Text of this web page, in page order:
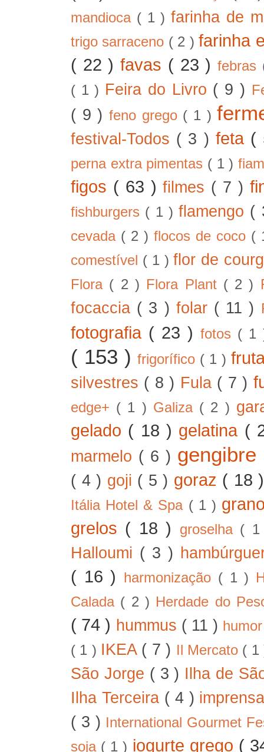
mandioca ( 1 )farinha de
trigo sarraceno ( 2 )farinha
( 22 )favas ( 23 ) febras
( 1 ) Feira do Livro ( 9 )
( 9 ) feno grego ( 1 )
festival-Todos ( 3 ) feta (
perna extra pimentas ( 1 )
figos ( 63 )filmes ( 7 )
fishburgers ( 1 )flamengo (
cevada ( 2 )flocos de coco (
comestível ( 1 )flor de
Flora ( 2 ) Flora Plant ( 2 )
focaccia ( 3 ) folar ( 11 )
fotografia ( 23 ) fotos (
( 153 )frigorífico ( 1 )
silvestres ( 8 ) Fula ( 7 )
edge+ ( 1 ) Galiza ( 2 )
gelado ( 18 ) gelatina (
marmelo ( 6 ) gengibre
( 4 ) goji ( 5 ) goraz ( 18
Itália Hotel & Spa ( 1 )
grelos ( 18 ) groselha (
Halloumi ( 3 )
( 16 ) harmonização ( 1 )
Calada ( 2 ) Herdade do
( 74 ) hummus ( 11 )
( 1 ) IKEA ( 7 ) Il Mercato (
São Jorge ( 3 ) Ilha de
Ilha Terceira ( 4 )
( 3 ) International Gourmet
soja ( 1 ) iogurte grego (